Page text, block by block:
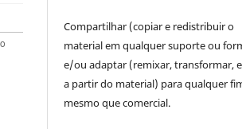
Compartilhar (copiar e redistribuir o
material em qualquer suporte ou
e/ou adaptar (remixar, transformar,
a partir do material) para qualquer
mesmo que comercial.